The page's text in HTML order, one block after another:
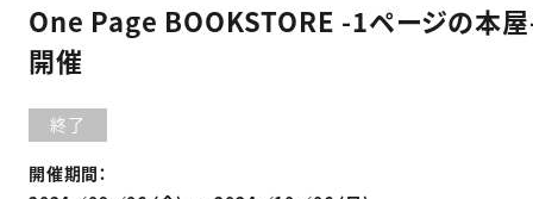
One Page BOOKSTORE -1ページの本
開催
終了
開催期間：